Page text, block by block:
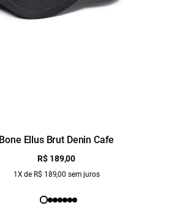
Bone Ellus Brut Denin Cafe
R$ 189,00
1X de R$ 189,00 sem juros